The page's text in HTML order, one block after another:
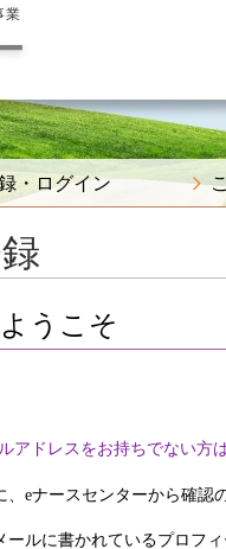
業
・ログイン
うこそ
アドレスをお持ちでない方
eナースセンターから確認
ールに書かれているプロフ